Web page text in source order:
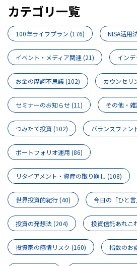
カテゴリ一覧
100年ライフプラン (176) NISA活用
イベント・メディア関連(21) イン
お金の摩訶不思議(102) カウンセリ
セミナーのお知らせ(11) その他・
つみたて投資(102) バランスファン
ポートフォリオ運用 (86)
リタイアメント・資産の取り崩し (108)
世界投資的紀行(40) 今日の「ひと言
投資の発想法(204) 投資信託あれこ
投資家の感情リスク (160) 指数のお